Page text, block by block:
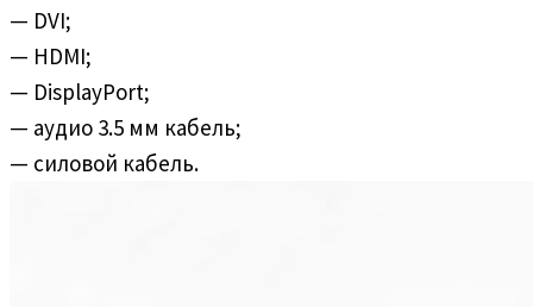
— DVI;
— HDMI;
— DisplayPort;
— аудио 3.5 мм кабель;
— силовой кабель.